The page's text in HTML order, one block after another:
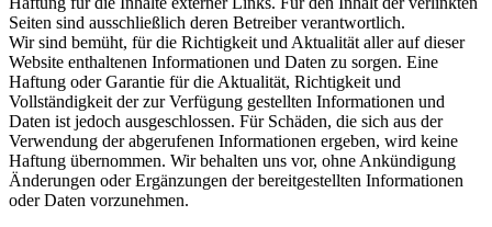
Seiten sind ausschließlich deren Betreiber verantwortlich.
Wir sind bemüht, für die Richtigkeit und Aktualität aller auf dieser
Website enthaltenen Informationen und Daten zu sorgen. Eine
Haftung oder Garantie für die Aktualität, Richtigkeit und
Vollständigkeit der zur Verfügung gestellten Informationen und
Daten ist jedoch ausgeschlossen. Für Schäden, die sich aus der
Verwendung der abgerufenen Informationen ergeben, wird keine
Haftung übernommen. Wir behalten uns vor, ohne Ankündigung
Änderungen oder Ergänzungen der bereitgestellten Informationen
oder Daten vorzunehmen.